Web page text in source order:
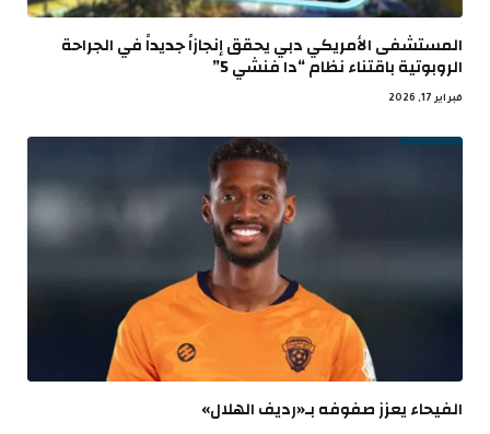
المستشفى الأمريكي دبي يحقق إنجازاً جديداً في الجراحة
الروبوتية باقتناء نظام “دا فنشي 5”
فبراير 17, 2026
الفيحاء يعزز صفوفه بـ«رديف الهلال»